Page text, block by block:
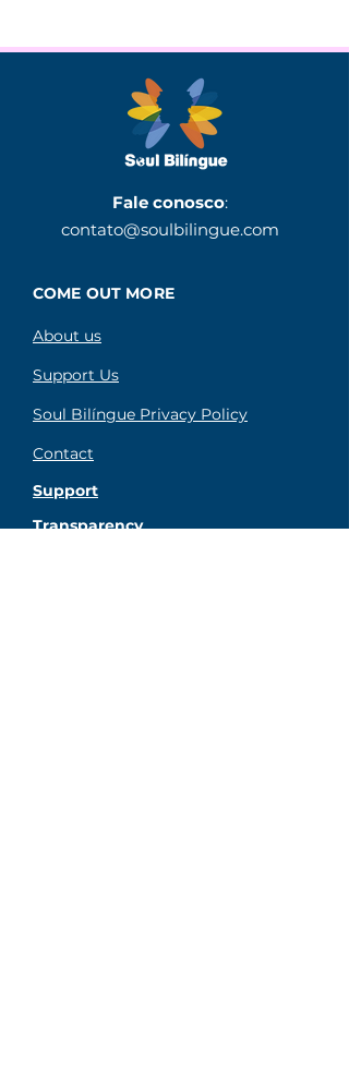
Fale conosco:
contato@soulbilingue.com
COME OUT MORE
About us
Support Us
Soul Bilíngue Privacy Policy
Contact
Support
Transparency